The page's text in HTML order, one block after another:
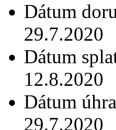
Dátum
29.7.2020
Dátum
12.8.2020
Dátum
29.7.2020